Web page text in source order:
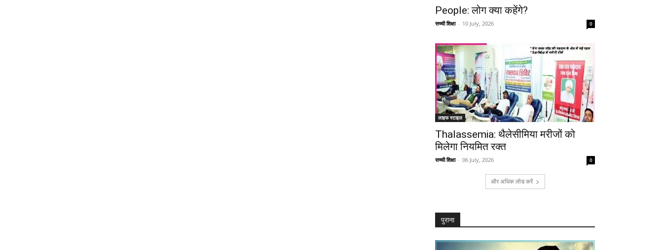
People: लोग क्या कहेंगे?
सच्ची शिक्षा - 10 July, 2026 0
लाइफ स्टाइल
Thalassemia: थैलेसीमिया मरीजों को
मिलेगा नियमित रक्त
सच्ची शिक्षा - 06 July, 2026 0
और अधिक लोड करें
पुराना